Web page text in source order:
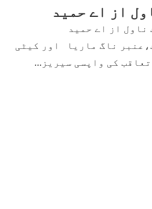
از اے حمید
ناول از اے حمید
ناگ ماریا اور کیٹی